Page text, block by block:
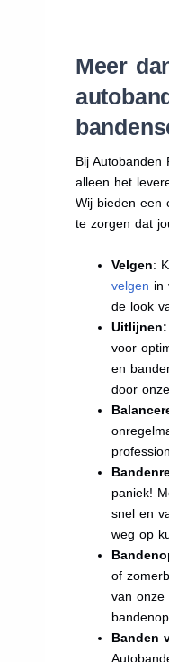
Meer
Bij Autobanden
alleen het
Wij bieden een
te zorgen dat
Velgen:
velgen in
de look
Uitlijnen:
voor
en
door
paniek!
snel en
weg op
of
van onze
Banden